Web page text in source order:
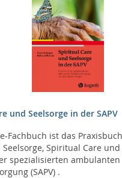
und Seelsorge in der SAPV
Fachbuch ist das
Spiritual Care
spezialisierten ambulanten
(SAPV) .